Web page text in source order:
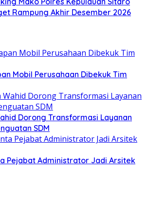
Rampung Akhir Desember 2026
Mobil Perusahaan Dibekuk Tim
Dorong Transformasi Layanan
SDM
Pejabat Administrator Jadi Arsitek